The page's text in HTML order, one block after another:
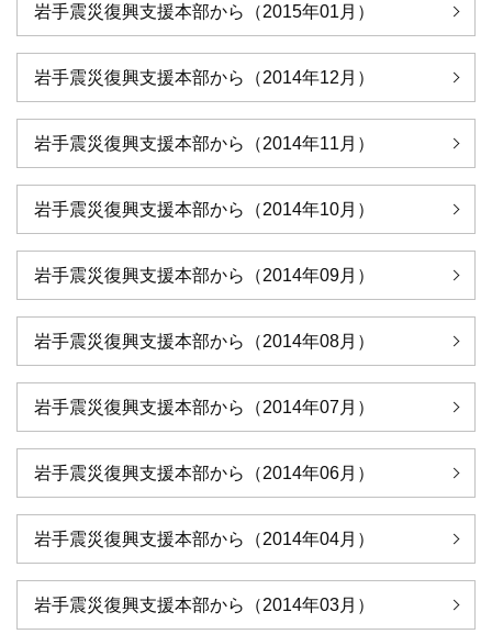
岩手震災復興支援本部から（2015年01月）
岩手震災復興支援本部から（2014年12月）
岩手震災復興支援本部から（2014年11月）
岩手震災復興支援本部から（2014年10月）
岩手震災復興支援本部から（2014年09月）
岩手震災復興支援本部から（2014年08月）
岩手震災復興支援本部から（2014年07月）
岩手震災復興支援本部から（2014年06月）
岩手震災復興支援本部から（2014年04月）
岩手震災復興支援本部から（2014年03月）